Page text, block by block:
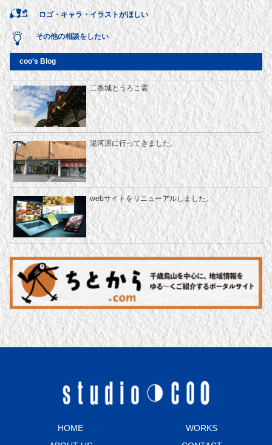
ロゴ・キャラ・イラストがほしい
その他の相談をしたい
coo’s Blog
二条城とうろこ雲
湯河原に行ってきました。
webサイトをリニューアルしました。
HOME
WORKS